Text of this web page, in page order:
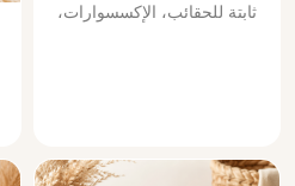
ثابتة للحقائب، الإكسسوارات،